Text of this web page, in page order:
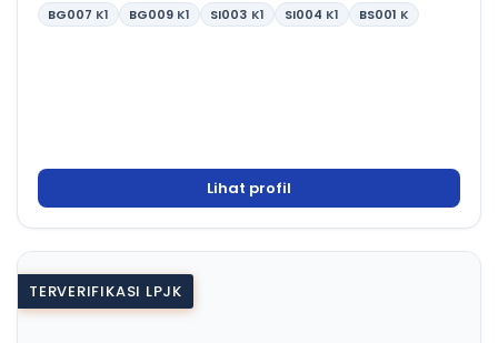
BG007 K1 BG009 K1 SI003 K1 SI004 K1 BS001 K
Lihat profil
TERVERIFIKASI LPJK